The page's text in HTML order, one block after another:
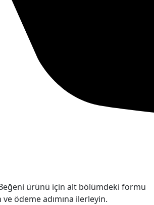
ürünü için alt bölümdeki formu
ödeme adımına ilerleyin.